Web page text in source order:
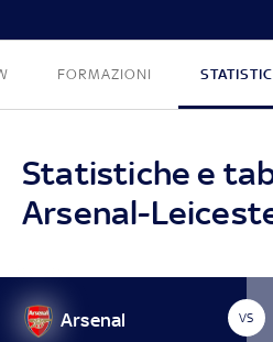
FORMAZIONI
Statistiche e
Arsenal-
Arsenal VS